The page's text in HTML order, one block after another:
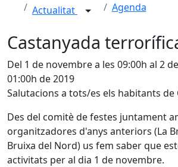
Actualitat Agenda
Castanyada
Del 1 de novembre a les 09:00h al 2
01:00h de 2019
Salutacions a tots/es els habitants de
Des del comitè de festes juntament
organitzadores d'anys anteriors (La
Bruixa del Nord) us fem saber que
activitats per al dia 1 de novembre.